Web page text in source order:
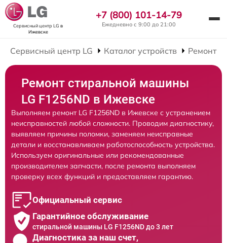
Сервисный центр LG в
Ижевске
+7 (800) 101-14-79
Ежедневно с 9:00 до 21:00
Сервисный центр LG Каталог устройств Ремонт
Ремонт стиральной машины
LG F1256ND в Ижевске
Выполняем ремонт LG F1256ND в Ижевске с устранением
неисправностей любой сложности. Проводим диагностику,
выявляем причины поломки, заменяем неисправные
детали и восстанавливаем работоспособность устройства.
Используем оригинальные или рекомендованные
производителем запчасти, после ремонта выполняем
проверку всех функций и предоставляем гарантию.
Официальный сервис
Гарантийное обслуживание
стиральной машины LG F1256ND до 3 лет
Диагностика за наш счет,